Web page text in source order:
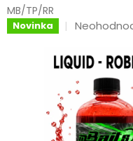
MB/TP/RR
Novinka
Průměrné
produktu
je
0,0
5
hvězdiček.